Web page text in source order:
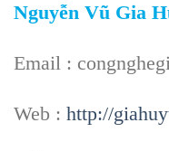
Nguyễn Vũ Gia
Email :
Web : http://